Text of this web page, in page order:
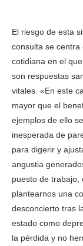
El riesgo de esta
consulta se
cotidiana en el
son respuestas
vitales. «En este
mayor que el
ejemplos de ello
inesperada de
para digerir y
angustia
puesto de trabajo,
plantearnos una
desconcierto tras
estado como
la pérdida y no